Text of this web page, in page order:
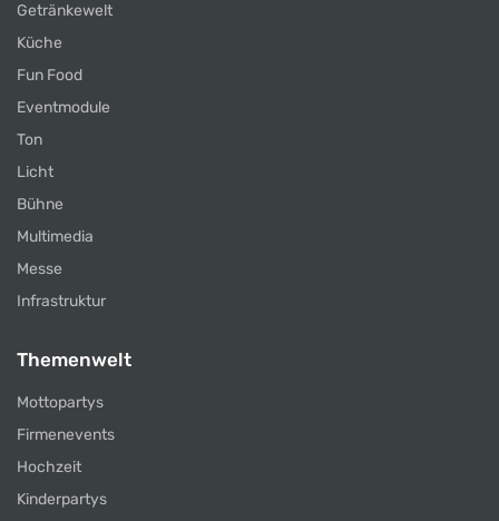
Getränkewelt
Küche
Fun Food
Eventmodule
Ton
Licht
Bühne
Multimedia
Messe
Infrastruktur
Themenwelt
Mottopartys
Firmenevents
Hochzeit
Kinderpartys